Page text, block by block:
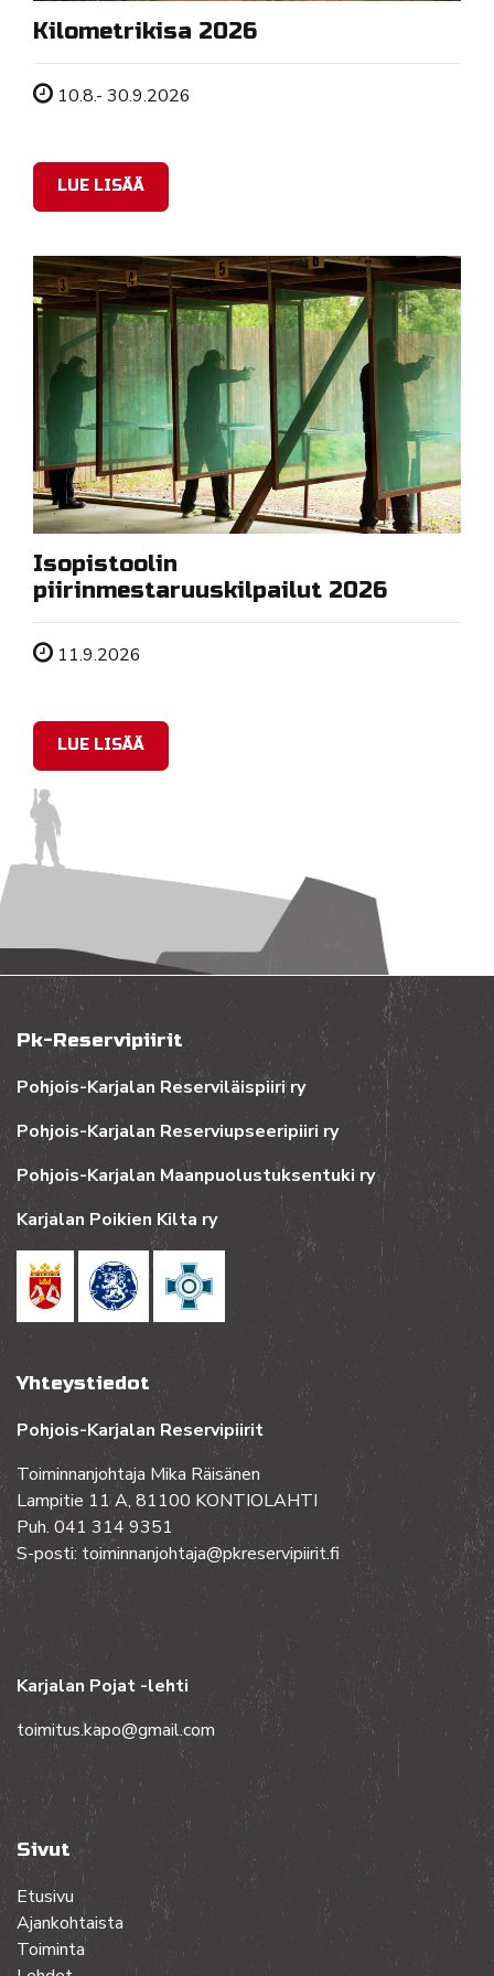
Kilometrikisa 2026
Tapahtuman ajankohta
10.8.- 30.9.2026
LUE LISÄÄ
Isopistoolin
piirinmestaruuskilpailut 2026
Tapahtuman ajankohta
11.9.2026
LUE LISÄÄ
Pk-Reservipiirit
Pohjois-Karjalan Reserviläispiiri ry
Pohjois-Karjalan Reserviupseeripiiri ry
Pohjois-Karjalan Maanpuolustuksentuki ry
Karjalan Poikien Kilta ry
Yhteystiedot
Pohjois-Karjalan Reservipiirit
Toiminnanjohtaja Mika Räisänen
Lampitie 11 A, 81100 KONTIOLAHTI
Puh. 041 314 9351
S-posti: toiminnanjohtaja@pkreservipiirit.fi
Karjalan Pojat -lehti
toimitus.kapo@gmail.com
Sivut
Etusivu
Ajankohtaista
Toiminta